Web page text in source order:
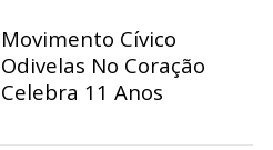
Movimento Cívico
Odivelas No Coração
Celebra 11 Anos